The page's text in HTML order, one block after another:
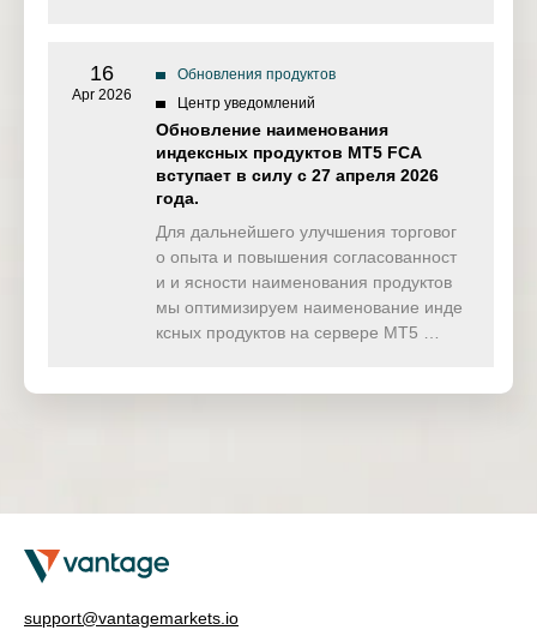
16
Apr 2026
Обновления продуктов
Центр уведомлений
Обновление наименования
индексных продуктов MT5 FCA
вступает в силу с 27 апреля 2026
года.
Для дальнейшего улучшения торговог
о опыта и повышения согласованност
и и ясности наименования продуктов
мы оптимизируем наименование инде
ксных продуктов на сервере MT5 …
support@vantagemarkets.io